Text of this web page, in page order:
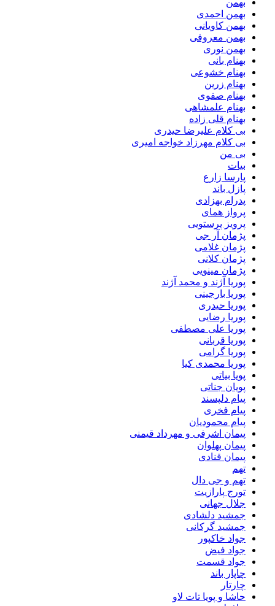
بهمن
بهمن احمدی
بهمن کاویانی
بهمن معروفی
بهمن نوری
بهنام بانی
بهنام خشوعی
بهنام زرین
بهنام صفوی
بهنام علمشاهی
بهنام قلی زاده
بی کلام علیرضا حیدری
بی کلام مهرزاد خواجه امیری
بی من
بیات
پارسا زارع
پازل باند
پدرام بهزادی
پرواز همای
پرویز پرستویی
پژمان آر جی
پژمان غلامی
پژمان کلانی
پژمان مینویی
پوریا آژند و محمد آژند
پوریا بارجینی
پوریا حیدری
پوریا رضایی
پوریا علی مصطفی
پوریا قربانی
پوریا گرامی
پوریا محمدی کیا
پویا بیاتی
پویان جناتی
پیام دلپسند
پیام فخری
پیام محمودیان
پیمان اشرفی و مهرداد قیمنی
پیمان پهلوان
پیمان قنادی
تهم
تهم و جی دال
تورج پارازیت
جلال جهانی
جمشید دلشادی
جمشید گرکانی
جواد خاکپور
جواد فیض
جواد قسمت
چاپار باند
چارتار
حاشا و پویا تات لاو